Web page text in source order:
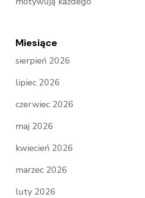
Miesiące
sierpień 2026
lipiec 2026
czerwiec 2026
maj 2026
kwiecień 2026
marzec 2026
luty 2026